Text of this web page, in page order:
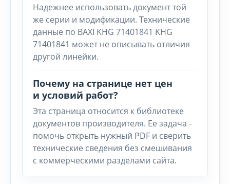
Надежнее использовать документ той
же серии и модификации. Технические
данные по BAXI KHG 71401841 KHG
71401841 может не описывать отличия
другой линейки.
Почему на странице нет цен
и условий работ?
Эта страница относится к библиотеке
документов производителя. Ее задача -
помочь открыть нужный PDF и сверить
технические сведения без смешивания
с коммерческими разделами сайта.